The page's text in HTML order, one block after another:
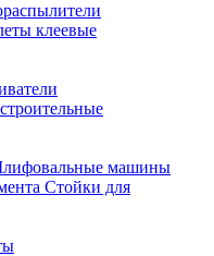
клеевые
машины
Стойки для